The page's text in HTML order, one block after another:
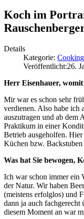
Koch im
Details
Kategorie: Cooking
Veröffentlicht:26.
Herr Eisenhauer,
Mir war es schon sehr
verdienen. Also habe ich
auszutragen und ab dem
Praktikum in einer
Betrieb ausgeholfen.
Küchen bzw.
Was hat Sie bewogen,
Ich war schon immer ein
der Natur. Wir haben
(meistens erfolglos) und
dann ja auch fachgerecht
diesem Moment an war